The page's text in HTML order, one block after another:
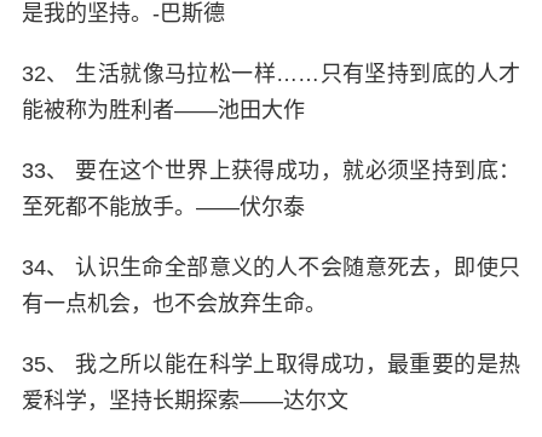
是我的坚持。-巴斯德
32、 生活就像马拉松一样……只有坚持到底的人才
能被称为胜利者——池田大作
33、 要在这个世界上获得成功，就必须坚持到底：
至死都不能放手。——伏尔泰
34、 认识生命全部意义的人不会随意死去，即使只
有一点机会，也不会放弃生命。
35、 我之所以能在科学上取得成功，最重要的是热
爱科学，坚持长期探索——达尔文